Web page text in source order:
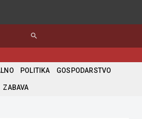
search
POLITIKA GOSPODARSTVO
ZABAVA